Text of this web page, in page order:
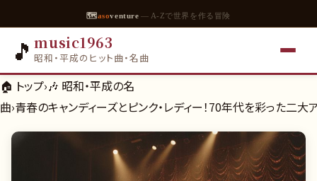
🗺asoventure — A-Zで世界を作る冒険
🎵 music1963
昭和・平成のヒット曲・名曲
🏠 トップ›🎶 昭和・平成の名
曲›青春のキャンディーズとピンク・レディー！70年代を彩った二